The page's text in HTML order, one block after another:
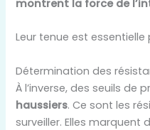
montrent la force de
Leur tenue est essentielle
Détermination des
À l’inverse, des seuils de
haussiers. Ce sont les
surveiller. Elles marquent